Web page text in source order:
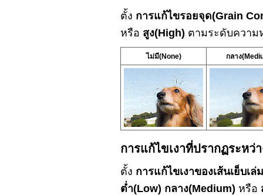
ตั้ง การแก้ไขรอยจุด(Grain
หรือ สูง(High) ตามระดับความ
ไม่มี(None) กลาง
การแก้ไขเงาที่ปรากฏระห
ตั้ง การแก้ไขเงาของเส้นเย็บเล่ม
ต่ำ(Low) กลาง(Medium) หรือ